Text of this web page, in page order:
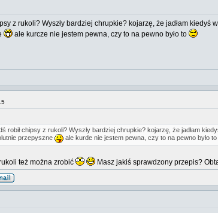
z rukoli? Wyszły bardziej chrupkie? kojarzę, że jadłam
ale kurcze nie jestem pewna, czy to na pewno było to
robił chipsy z rukoli? Wyszły bardziej chrupkie? kojarzę, że jadłam
przepyszne
ale kurde nie jestem pewna, czy to na pewno było to
też można zrobić Masz jakiś sprawdzony przepis?